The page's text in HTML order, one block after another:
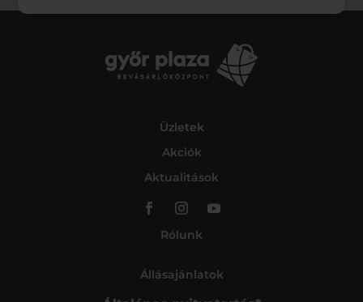
Üzletek
Akciók
Aktualitások
Rólunk
Állásajánlatok